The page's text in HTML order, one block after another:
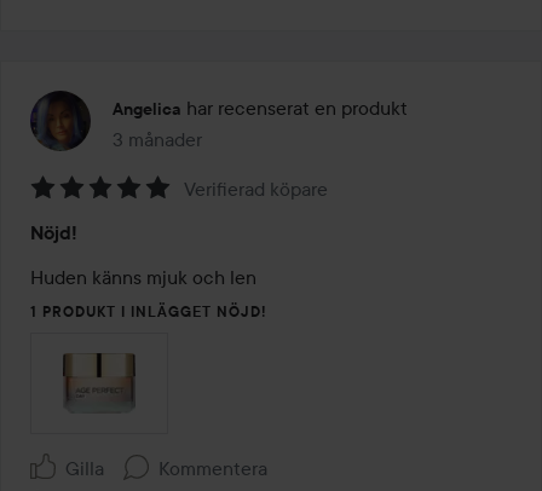
Angelica har recenserat en produkt
3 månader
Inlägget skapades 3 månader
5
av
5
Verifierad köpare
Nöjd!
Huden känns mjuk och len
1 PRODUKT I INLÄGGET NÖJD!
Gilla Kommentera